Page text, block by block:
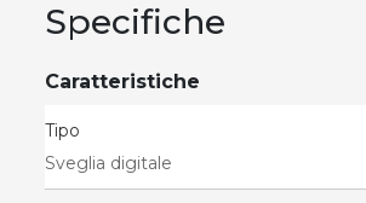
Specifiche
Caratteristiche
Tipo
Sveglia digitale